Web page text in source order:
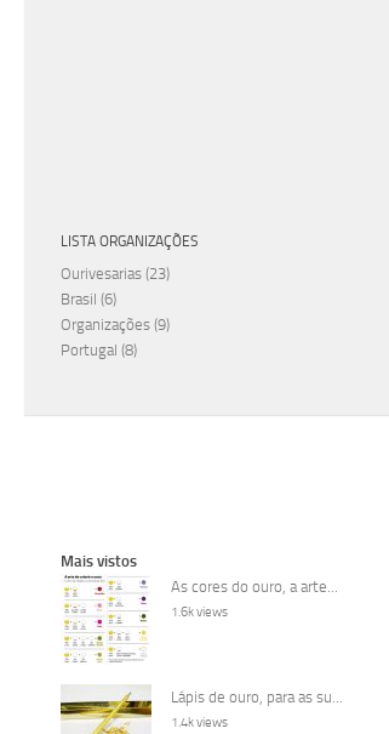
LISTA ORGANIZAÇÕES
Ourivesarias (23)
Brasil (6)
Organizações (9)
Portugal (8)
Mais vistos
As cores do ouro, a arte...
1.6k views
Lápis de ouro, para as su...
1.4k views